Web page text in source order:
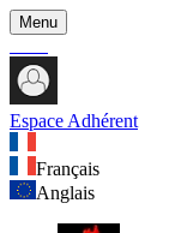
Menu
Espace Adhérent
Français
Anglais